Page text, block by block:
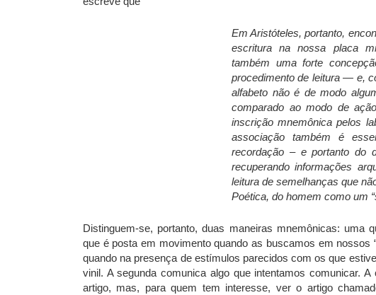
Em Aristóteles, portanto,
escritura na nossa placa
também uma forte
procedimento de leitura — e,
alfabeto não é de modo
comparado ao modo de
inscrição mnemônica pelos
associação também é
recordação – e portanto do
recuperando informações
leitura de semelhanças que
Poética, do homem como um
Distinguem-se, portanto, duas maneiras mnemônicas: uma
que é posta em movimento quando as buscamos em nossos
quando na presença de estímulos parecidos com os que
vinil. A segunda comunica algo que intentamos comunicar.
artigo, mas, para quem tem interesse, ver o artigo